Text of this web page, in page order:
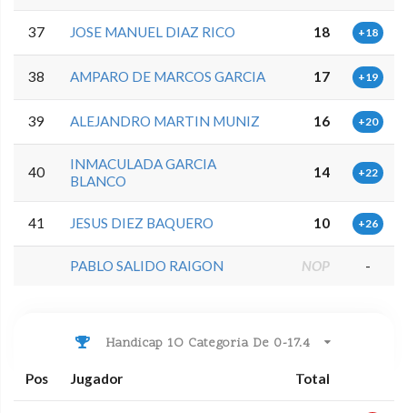
37 JOSE MANUEL DIAZ RICO 18 +18
38 AMPARO DE MARCOS GARCIA 17 +19
39 ALEJANDRO MARTIN MUNIZ 16 +20
40
INMACULADA GARCIA
BLANCO
14 +22
41 JESUS DIEZ BAQUERO 10 +26
PABLO SALIDO RAIGON NOP -
Handicap 1O Categoria De 0-17.4
Pos Jugador Total